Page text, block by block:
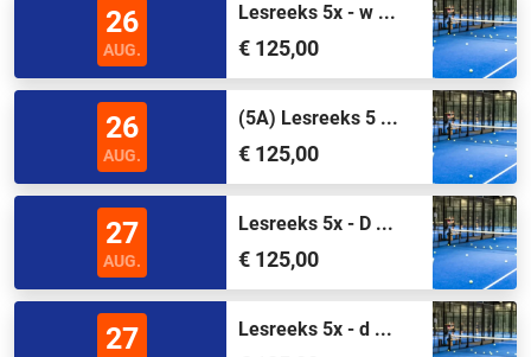
26
AUG.
Lesreeks 5x - w ...
€ 125,00
26
AUG.
(5A) Lesreeks 5 ...
€ 125,00
27
AUG.
Lesreeks 5x - D ...
€ 125,00
27 Lesreeks 5x - d ...